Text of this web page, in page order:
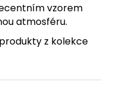
vzorem
atmosféru.
z kolekce